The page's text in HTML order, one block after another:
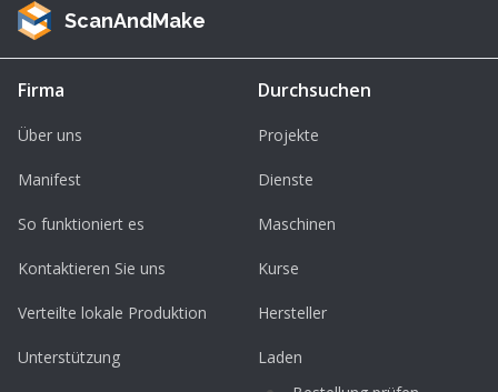
Whatapp: +58 424 7573957
EDAT - Escuela de Diseño y Artesanía
Tecnológica.
ScanAndMake
Firma
Über uns
Manifest
So funktioniert es
Kontaktieren Sie uns
Verteilte lokale Produktion
Unterstützung
Durchsuchen
Projekte
Dienste
Maschinen
Kurse
Hersteller
Laden